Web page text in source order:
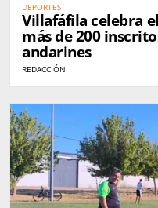
DEPORTES
Villafáfila celebra
más de 200
andarines
REDACCIÓN